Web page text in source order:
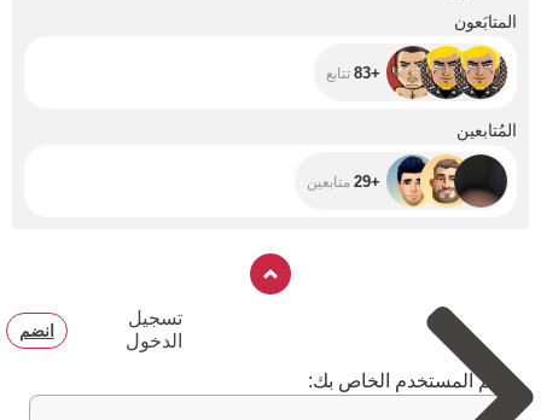
المتابَعون
+83 تتابع
المُتابعين
+29 متابعين
تسجيل
الدخول
انضم
اسم المستخدم الخاص بك: